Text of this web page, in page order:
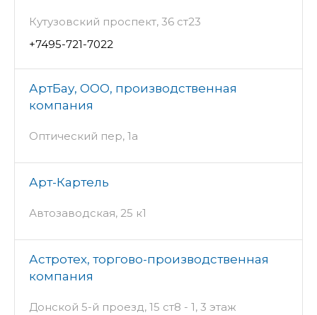
Кутузовский проспект, 36 ст23
+7495-721-7022
АртБау, ООО, производственная
компания
Оптический пер, 1а
Арт-Картель
Автозаводская, 25 к1
Астротех, торгово-производственная
компания
Донской 5-й проезд, 15 ст8 - 1, 3 этаж